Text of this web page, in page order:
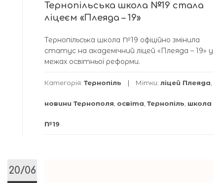
Тернопільська школа №19 стала
ліцеєм «Плеяда – 19»
Тернопільська школа №19 офіційно змінила
статус на академічний ліцей «Плеяда – 19» у
межах освітньої реформи.
Категорія: Тернопіль Мітки: ліцей Плеяда
новини Тернополя освіта Тернопіль школа
№19
20/06